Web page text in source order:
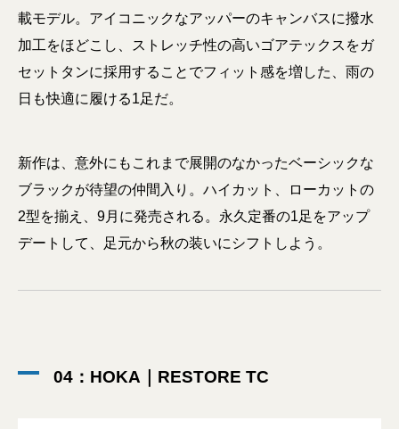
載モデル。アイコニックなアッパーのキャンバスに撥水
加工をほどこし、ストレッチ性の高いゴアテックスをガ
セットタンに採用することでフィット感を増した、雨の
日も快適に履ける1足だ。
新作は、意外にもこれまで展開のなかったベーシックな
ブラックが待望の仲間入り。ハイカット、ローカットの
2型を揃え、9月に発売される。永久定番の1足をアップ
デートして、足元から秋の装いにシフトしよう。
04：HOKA｜RESTORE TC